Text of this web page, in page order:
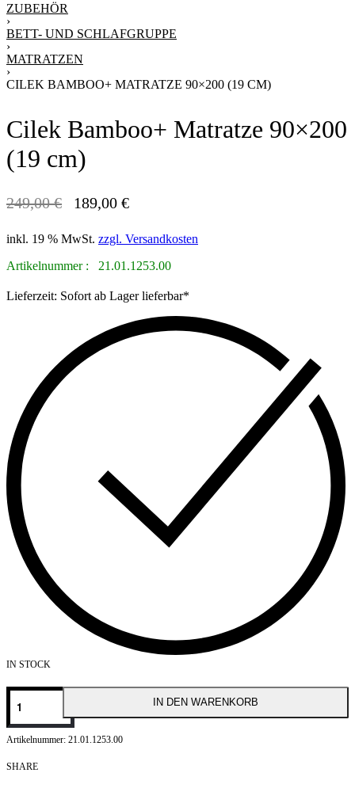
ZUBEHÖR
›
BETT- UND SCHLAFGRUPPE
›
MATRATZEN
›
CILEK BAMBOO+ MATRATZE 90×200 (19 CM)
Cilek Bamboo+ Matratze 90×200
(19 cm)
249,00€
Ursprünglicher
war:
249,00 €
189,00 €
Aktueller
ist:
189,00 €.
inkl. 19 % MwSt. zzgl. Versandkosten
Artikelnummer :
21.01.1253.00
Lieferzeit: Sofort ab Lager lieferbar*
IN STOCK
Cilek
Bamboo+
Matratze
90x200
cm)
IN DEN WARENKORB
21.01.1253.00
SHARE